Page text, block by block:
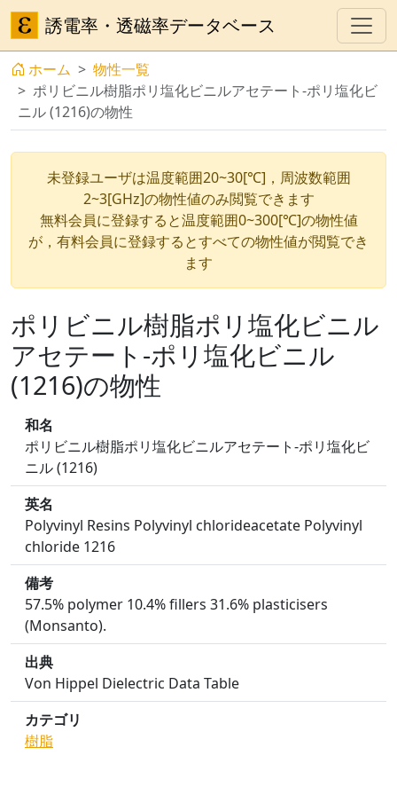
誘電率・透磁率データベース
ホーム
物性一覧
ポリビニル樹脂ポリ塩化ビニルアセテート-ポリ塩化ビ
ニル (1216)の物性
未登録ユーザは温度範囲20~30[℃]，周波数範囲
2~3[GHz]の物性値のみ閲覧できます
無料会員に登録すると温度範囲0~300[℃]の物性値
が，有料会員に登録するとすべての物性値が閲覧でき
ます
ポリビニル樹脂ポリ塩化ビニル
アセテート-ポリ塩化ビニル
(1216)の物性
和名
ポリビニル樹脂ポリ塩化ビニルアセテート-ポリ塩化ビ
ニル (1216)
英名
Polyvinyl Resins Polyvinyl chlorideacetate Polyvinyl
chloride 1216
備考
57.5% polymer 10.4% fillers 31.6% plasticisers
(Monsanto).
出典
Von Hippel Dielectric Data Table
カテゴリ
樹脂